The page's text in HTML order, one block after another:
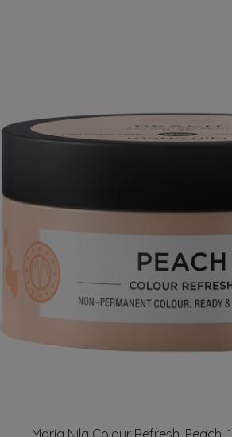
Maria Nila Colour Refresh, Peach,